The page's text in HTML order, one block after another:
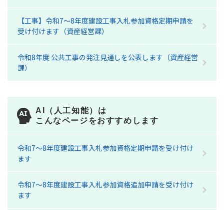
【工事】令和7～8年度建設工事入札参加資格定期申請を
受け付けます（資産経営課）
令和8年度 公共工事の発注見通しを公表します（資産経営
課）
AI（人工知能）は
こんなページをおすすめします
令和7～8年度建設工事入札参加資格定期申請を受け付け
ます
令和7～8年度建設工事入札参加資格追加申請を受け付け
ます